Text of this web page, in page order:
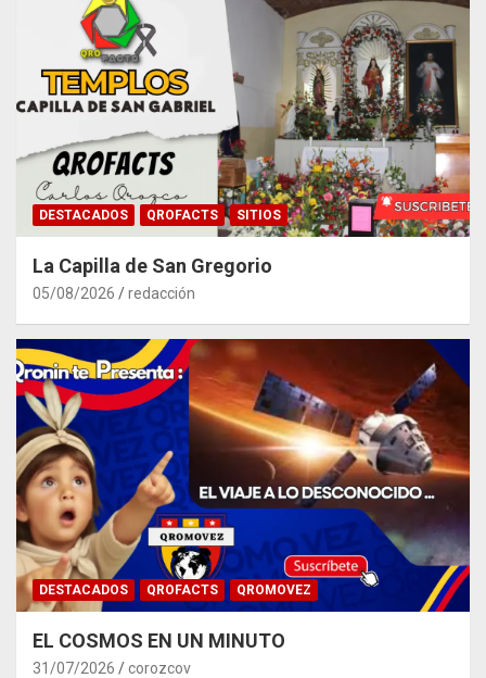
DESTACADOS QROFACTS SITIOS
La Capilla de San Gregorio
05/08/2026 redacción
DESTACADOS QROFACTS QROMOVEZ
EL COSMOS EN UN MINUTO
31/07/2026 corozcov